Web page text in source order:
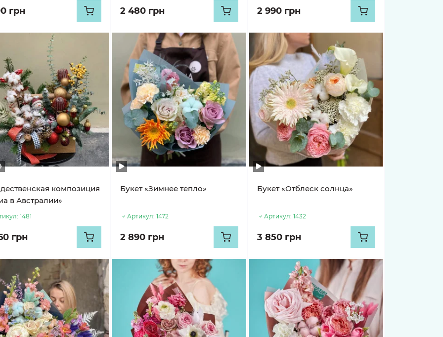
грн 2 480 грн 2 990 грн
композиция
в Австралии»
1481
грн
Букет «Зимнее тепло»
Артикул: 1472
2 890 грн
Букет «Отблеск солнца»
Артикул: 1432
3 850 грн